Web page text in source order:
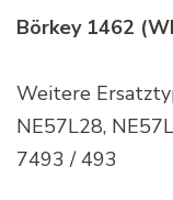
Börkey 1462
Weitere
NE57L28,
7493 / 493